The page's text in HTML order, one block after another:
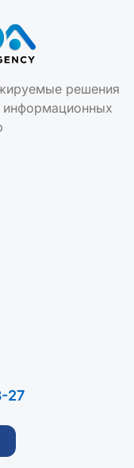
решения
информационных
27